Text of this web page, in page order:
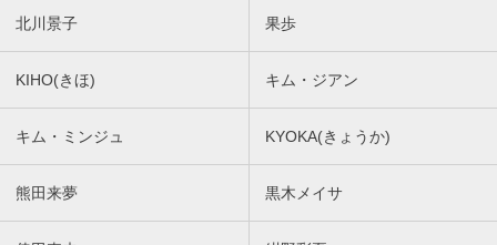
北川景子 果歩
KIHO(きほ) キム・ジアン
キム・ミンジュ KYOKA(きょうか)
熊田来夢 黒木メイサ